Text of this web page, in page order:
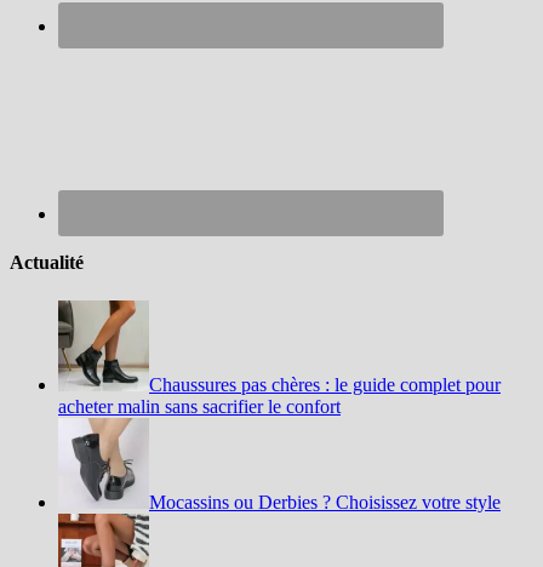
Actualité
Chaussures pas chères : le guide complet pour
acheter malin sans sacrifier le confort
Mocassins ou Derbies ? Choisissez votre style